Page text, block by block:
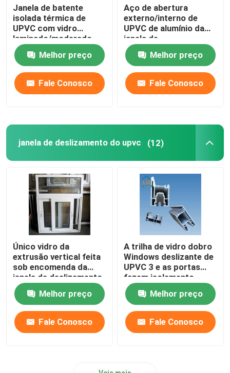
janela de deslizamento do upvc
Porta francesa de UPVC
Porta deslizante de UPVC
Materiais de construção de UPVC
Janela da espuma de UPVC
Perfil da espuma de UPVC
Janela de batente
isolada térmica de
UPVC com vidro
laminado/moderado
Melhor preço
Fale Conosco
Aço de abertura
externo/interno de
UPVC de alumínio da
janela de
batente/reforçado
Melhor preço
Fale Conosco
janela de deslizamento do upvc (12)
Único vidro da
extrusão vertical feita
sob encomenda da
janela de deslizamento
de UPVC para abrigar a
decoraçãoMelhor preço
Fale Conosco
A trilha de vidro dobro
Windows deslizante de
UPVC 3 e as portas
fazem isolamento
sonoro personalizado
Melhor preço
Fale Conosco